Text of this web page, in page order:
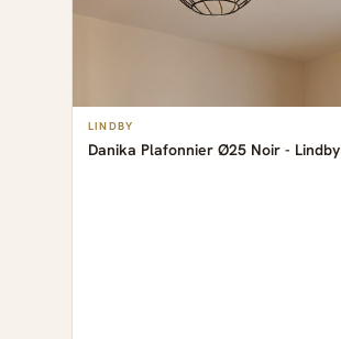
LINDBY
Danika Plafonnier Ø25 Noir - Lindby